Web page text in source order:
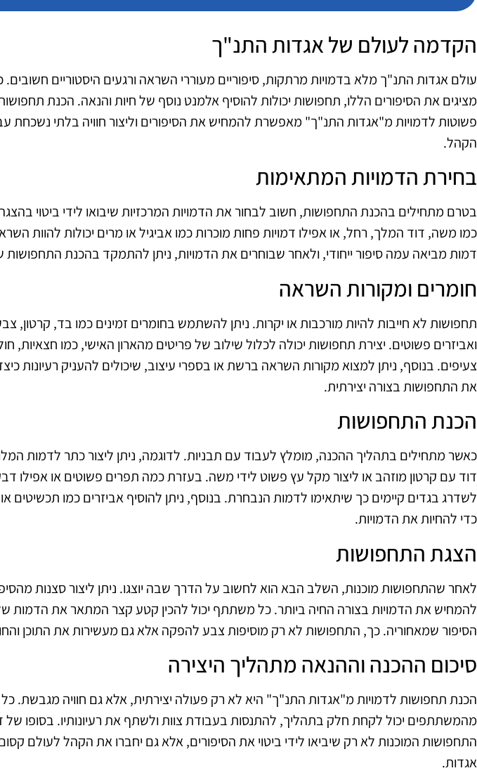
הקדמה לעולם של אגדות התנ"ך
עולם אגדות התנ"ך מלא בדמויות מרתקות, סיפוריים מעוררי השראה ורגעים היסטוריים
מציגים את הסיפורים הללו, תחפושות יכולות להוסיף אלמנט נוסף של חיות והנאה. הכנת
פשוטות לדמויות מ"אגדות התנ"ך" מאפשרת להמחיש את הסיפורים וליצור חוויה בלתי נשכחת
הקהל.
בחירת הדמויות המתאימות
בטרם מתחילים בהכנת התחפושות, חשוב לבחור את הדמויות המרכזיות שיבואו לידי ביטוי
כמו משה, דוד המלך, רחל, או אפילו דמויות פחות מוכרות כמו אביגיל או מרים יכולות להוות
דמות מביאה עמה סיפור ייחודי, ולאחר שבוחרים את הדמויות, ניתן להתמקד בהכנת התחפושות
חומרים ומקורות השראה
תחפושות לא חייבות להיות מורכבות או יקרות. ניתן להשתמש בחומרים זמינים כמו בד, קרטון,
ואביזרים פשוטים. יצירת תחפושות יכולה לכלול שילוב של פריטים מהארון האישי, כמו חצאיות,
צעיפים. בנוסף, ניתן למצוא מקורות השראה ברשת או בספרי עיצוב, שיכולים להעניק רעיונות
את התחפושות בצורה יצירתית.
הכנת התחפושות
כאשר מתחילים בתהליך ההכנה, מומלץ לעבוד עם תבניות. לדוגמה, ניתן ליצור כתר לדמות
דוד עם קרטון מוזהב או ליצור מקל עץ פשוט לידי משה. בעזרת כמה תפרים פשוטים או אפילו
לשדרג בגדים קיימים כך שיתאימו לדמות הנבחרת. בנוסף, ניתן להוסיף אביזרים כמו תכשיטים
כדי להחיות את הדמויות.
הצגת התחפושות
לאחר שהתחפושות מוכנות, השלב הבא הוא לחשוב על הדרך שבה יוצגו. ניתן ליצור סצנות
להמחיש את הדמויות בצורה החיה ביותר. כל משתתף יכול להכין קטע קצר המתאר את הדמות
הסיפור שמאחוריה. כך, התחפושות לא רק מוסיפות צבע להפקה אלא גם מעשירות את התוכן
סיכום ההכנה וההנאה מתהליך היצירה
הכנת תחפושות לדמויות מ"אגדות התנ"ך" היא לא רק פעולה יצירתית, אלא גם חוויה מגבשת.
מהמשתתפים יכול לקחת חלק בתהליך, להתנסות בעבודת צוות ולשתף את רעיונותיו. בסופו של
התחפושות המוכנות לא רק שיביאו לידי ביטוי את הסיפורים, אלא גם יחברו את הקהל לעולם
אגדות.